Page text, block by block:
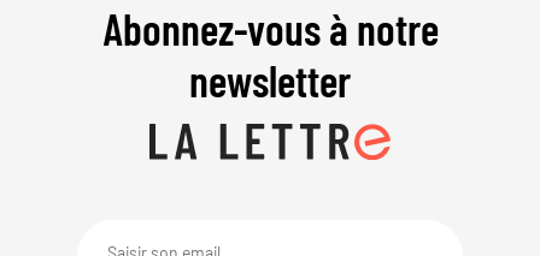
Abonnez-vous à notre
newsletter